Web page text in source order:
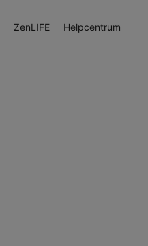
ZenLIFE Helpcentrum